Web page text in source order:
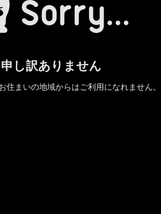
申し訳ありません
住まいの地域からはご利用になれません。